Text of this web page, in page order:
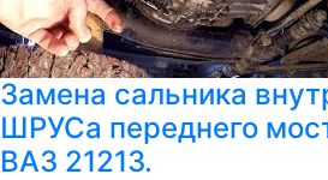
Замена сальника
ШРУСа переднего
ВАЗ 21213.